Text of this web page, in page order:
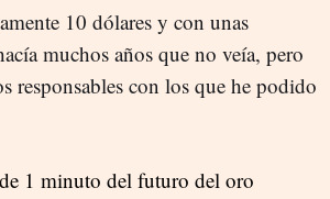
10 dólares y con unas
muchos años que no veía, pero
responsables con los que he podido